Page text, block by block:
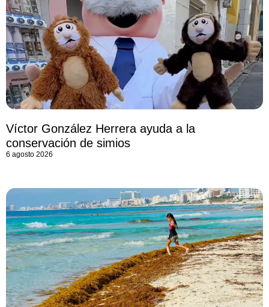
Víctor González Herrera ayuda a la
conservación de simios
6 agosto 2026